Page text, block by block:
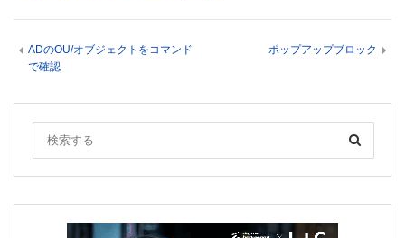
ADのOU/オブジェクトをコマンド
で確認
ポップアップブロック